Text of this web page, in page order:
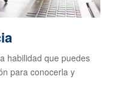
habilidad que puedes
para conocerla y